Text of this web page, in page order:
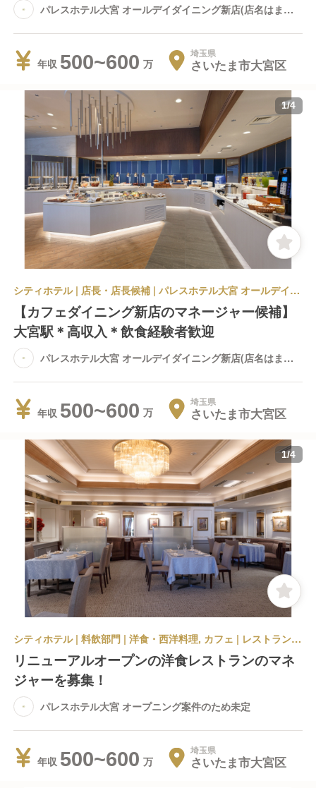
パレスホテル大宮 オールデイダイニング新店(店名はまだ
年収 500~600 埼玉県
さいたま市大宮区
1/4
シティホテル | 店長・店長候補 | パレスホテル大宮 オールデイダイニング新店(店名はまだ未定です)
【カフェダイニング新店のマネージャー候補】
大宮駅＊高収入＊飲食経験者歓迎
パレスホテル大宮 オールデイダイニング新店(店名はまだ
年収 500~600 埼玉県
さいたま市大宮区
1/4
シティホテル | 料飲部門 | 洋食・西洋料理, カフェ | レストランサービス・ホールスタッフ | パレスホテル大宮 オープニング案件のため未定
リニューアルオープンの洋食レストランのマネ
ジャーを募集！
パレスホテル大宮 オープニング案件のため未定
年収 500~600 埼玉県
さいたま市大宮区